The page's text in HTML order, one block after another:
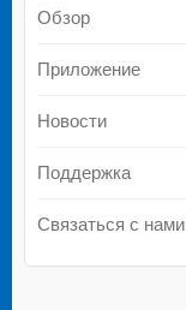
Обзор
Приложение
Новости
Поддержка
Связаться с нами